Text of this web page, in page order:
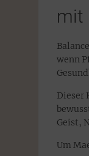
mit
wenn
Dieser
Geist,
Um